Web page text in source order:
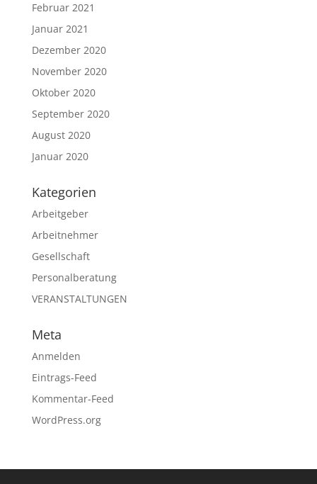
Februar 2021
Januar 2021
Dezember 2020
November 2020
Oktober 2020
September 2020
August 2020
Januar 2020
Kategorien
Arbeitgeber
Arbeitnehmer
Gesellschaft
Personalberatung
VERANSTALTUNGEN
Meta
Anmelden
Eintrags-Feed
Kommentar-Feed
WordPress.org